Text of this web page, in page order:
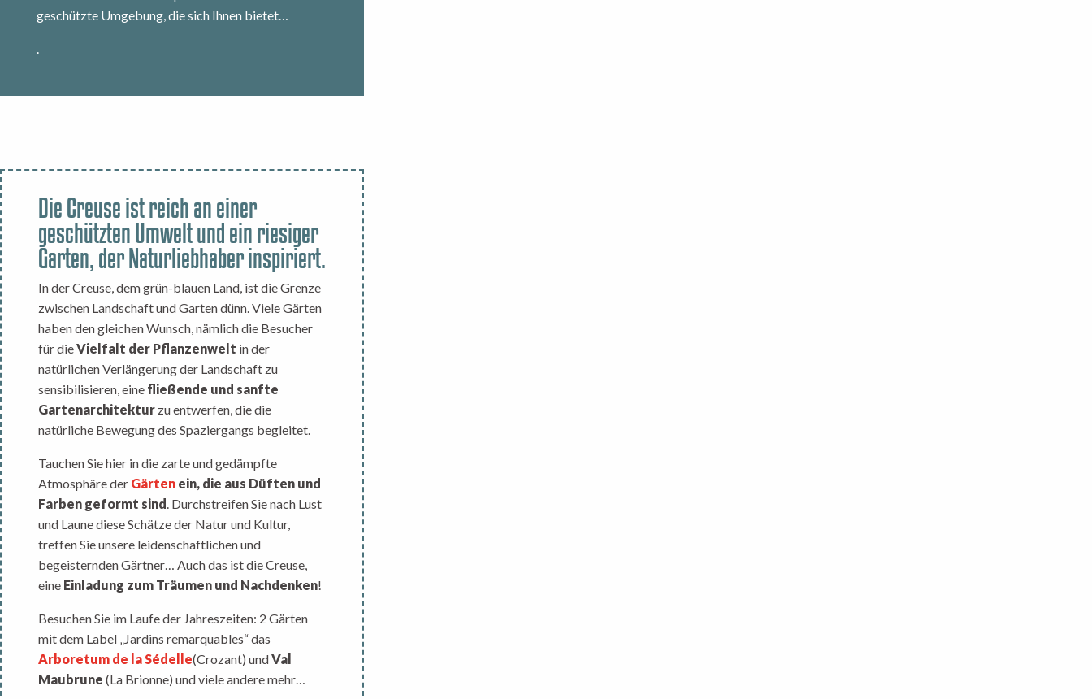
geschützte Umgebung, die sich Ihnen bietet…
.
Die Creuse ist reich an einer
geschützten Umwelt und ein riesiger
Garten, der Naturliebhaber inspiriert.
In der Creuse, dem grün-blauen Land, ist die Grenze
zwischen Landschaft und Garten dünn. Viele Gärten
haben den gleichen Wunsch, nämlich die Besucher
für dieVielfalt der Pflanzenwelt in der
natürlichen Verlängerung der Landschaft zu
sensibilisieren, eine fließende und sanfte
Gartenarchitektur zu entwerfen, die die
natürliche Bewegung des Spaziergangs begleitet.
Tauchen Sie hier in die zarte und gedämpfte
Atmosphäre der Gärten ein, die aus Düften und
Farben geformt sind. Durchstreifen Sie nach Lust
und Laune diese Schätze der Natur und Kultur,
treffen Sie unsere leidenschaftlichen und
begeisternden Gärtner… Auch das ist die Creuse,
eine Einladung zum Träumen und Nachdenken!
Besuchen Sie im Laufe der Jahreszeiten: 2 Gärten
mit dem Label „Jardins remarquables“ das
Arboretum de la Sédelle(Crozant) undVal
Maubrune (La Brionne) und viele andere mehr…